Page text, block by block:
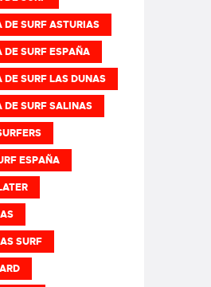
DE SURF ASTURIAS
DE SURF ESPAÑA
DE SURF LAS DUNAS
DE SURF SALINAS
ESPAÑA
SURF